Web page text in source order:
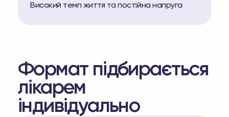
Високий темп життя та постійна напруга
Формат підбирається
лікарем
індивідуально